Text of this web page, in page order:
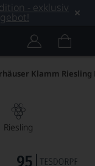
- exklusiv
Klamm
Riesling